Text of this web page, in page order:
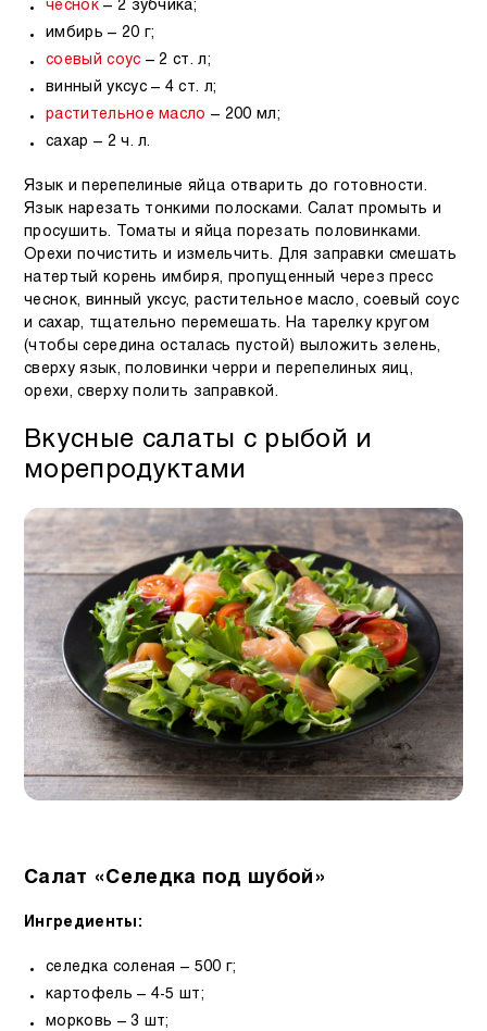
чеснок– 2 зубчика;
имбирь – 20 г;
соевый соус – 2 ст. л;
винный уксус – 4 ст. л;
растительное масло – 200 мл;
сахар – 2 ч. л.
Язык и перепелиные яйца отварить до готовности.
Язык нарезать тонкими полосками. Салат промыть и
просушить. Томаты и яйца порезать половинками.
Орехи почистить и измельчить. Для заправки смешать
натертый корень имбиря, пропущенный через пресс
чеснок, винный уксус, растительное масло, соевый соус
и сахар, тщательно перемешать. На тарелку кругом
(чтобы середина осталась пустой) выложить зелень,
сверху язык, половинки черри и перепелиных яиц,
орехи, сверху полить заправкой.
Вкусные салаты с рыбой и
морепродуктами
Салат «Селедка под шубой»
Ингредиенты:
селедка соленая – 500 г;
картофель – 4-5 шт;
морковь – 3 шт;